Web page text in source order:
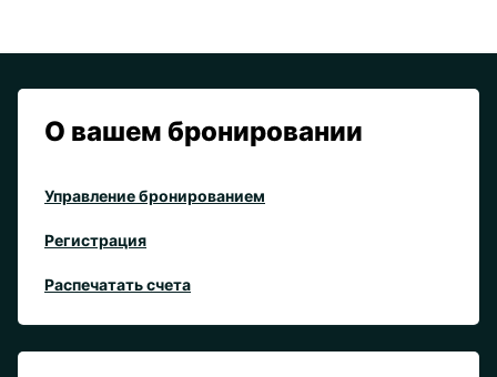
О вашем бронировании
Управление бронированием
Регистрация
Распечатать счета